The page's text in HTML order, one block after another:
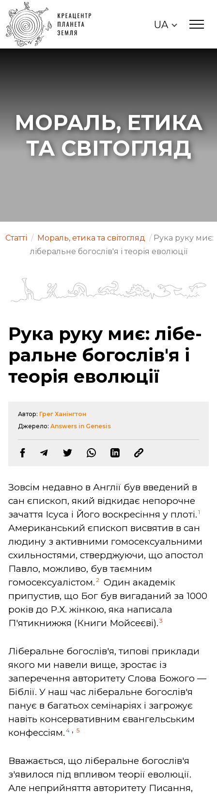
UA
МОРАЛЬ, ЕТИКА
ТА СВІТОГЛЯД
Статті / Мораль, етика та світогляд / Рука руку миє:
лі­бе­раль­не бо­го­слів'я і те­о­рія ево­лю­ції
Рука руку миє: лі­бе­
раль­не бо­го­слів'я і
те­о­рія ево­лю­ції
Автор: Грег Ханінгтон
Джерело: Answers in Genesis
Зовсім недавно в Англії був введений в
сан єпископ, який відкидає непорочне
зачаття Ісуса і Його воскресіння у плоті. 1
Американський єпископ висвятив в сан
людину з активними гомосексуальними
схильностями, стверджуючи, що апостол
Павло, можливо, був таємним
гомосексуалістом. 2
Один академік
припустив, що Бог був вигаданий за 1000
років до Р.Х. жінкою, яка написала
П'ятикнижжя (Книги Мойсеєві). 3
Лі­бе­раль­не бо­го­слів'я, типові приклади
якого ми навели вище, зростає із
заперечення авторитету Слова Божого —
Біблії. У наш час ліберальне богослів'я
панує в багатьох семінаріях і загрожує
навіть консервативним євангельським
конфессіям. 4 , 5
Вважається, що ліберальне богослів'я
з'явилося під впливом теорії еволюції.
Але неприйняття авторитету Писання,